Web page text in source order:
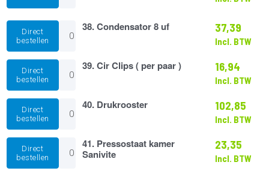
zij-
nr.
aantal
Direct
bestellen
38.
Condensator
8
uf
aantal
38. Condensator 8 uf 37,39
Incl. BTW
Direct
bestellen
39.
Cir
Clips
(
per
paar
)
aantal
39. Cir Clips ( per paar ) 16,94
Incl. BTW
Direct
bestellen
40.
Drukrooster
aantal
40. Drukrooster 102,85
Incl. BTW
Direct
bestellen
41.
Pressostaat
kamer
41. Pressostaat kamer
Sanivite
23,35
Incl. BTW